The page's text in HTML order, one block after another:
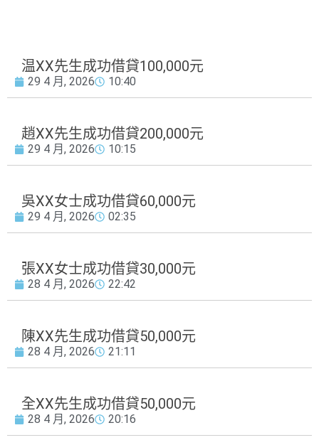
温XX先生成功借貸100,000元
29 4 月, 2026 10:40
趙XX先生成功借貸200,000元
29 4 月, 2026 10:15
吳XX女士成功借貸60,000元
29 4 月, 2026 02:35
張XX女士成功借貸30,000元
28 4 月, 2026 22:42
陳XX先生成功借貸50,000元
28 4 月, 2026 21:11
全XX先生成功借貸50,000元
28 4 月, 2026 20:16